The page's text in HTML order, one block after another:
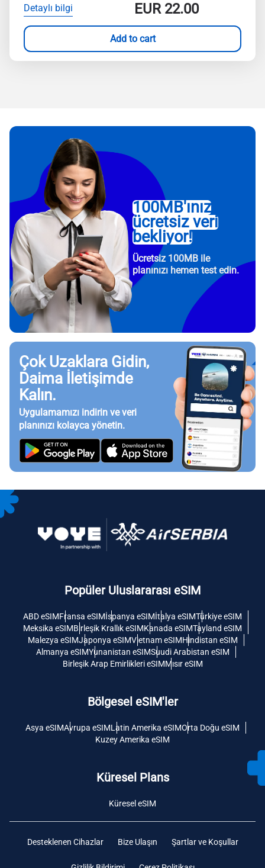
Detaylı bilgi EUR22.00
Add to cart
100MB'ınız
ücretsiz veri
bekliyor!
Ücretsiz 100MB ile
planınızı hemen test edin.
Çok Uzaklara Gidin,
Daima İletişimde
Kalın.
Uygulamamızı indirin ve veri
planınızı kolayca yönetin.
Popüler Uluslararası eSIM
ABD eSIMFransa eSIMİspanya eSIMİtalya eSIMTürkiye eSIM
Meksika eSIMBirleşik Krallık eSIMKanada eSIMTayland eSIM
Malezya eSIMJaponya eSIMVietnam eSIMHindistan eSIM
Almanya eSIMYunanistan eSIMSuudi Arabistan eSIM
Birleşik Arap Emirlikleri eSIMMısır eSIM
Bölgesel eSIM'ler
Asya eSIMAvrupa eSIMLatin Amerika eSIMOrta Doğu eSIM
Kuzey Amerika eSIM
Küresel Plans
Küresel eSIM
Desteklenen Cihazlar Bize Ulaşın Şartlar ve Koşullar